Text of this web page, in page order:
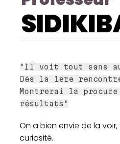
"Il voit tout sans
Dès la 1ere
Montrerai la procure
résultats"
On a bien envie de la
curiosité.